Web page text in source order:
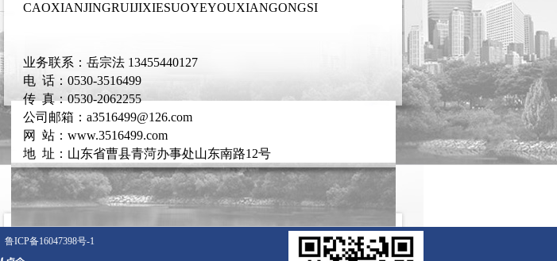
JRQ-90i自动球锁锁舌配件铆
JRQ-90J-2自动球锁锁舌壳体铆合机 JRQ-90H-2自动锁体波轮铆合机
CAOXIANJINGRUIJIXIESUOYEYOUXIANGONGSI
业务联系：岳宗法 13455440127
电 话：0530-3516499
传 真：0530-2062255
公司邮箱：a3516499@126.com
网 站：www.3516499.com
地 址： 山东省曹县青菏办事处山东南路12号
鲁ICP备16047398号-1